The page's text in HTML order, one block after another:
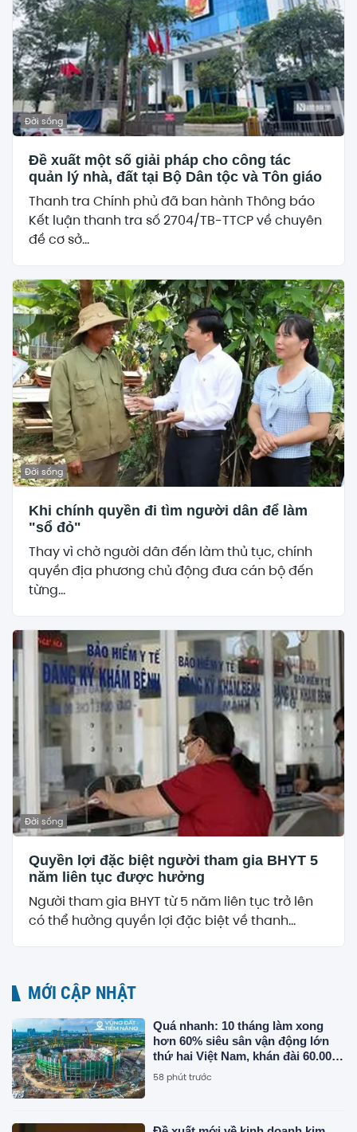
Đời sống
Đề xuất một số giải pháp cho công tác
quản lý nhà, đất tại Bộ Dân tộc và Tôn giáo
Thanh tra Chính phủ đã ban hành Thông báo
Kết luận thanh tra số 2704/TB-TTCP về chuyên
đề cơ sở...
Đời sống
Khi chính quyền đi tìm người dân để làm
"sổ đỏ"
Thay vì chờ người dân đến làm thủ tục, chính
quyền địa phương chủ động đưa cán bộ đến
từng...
Đời sống
Quyền lợi đặc biệt người tham gia BHYT 5
năm liên tục được hưởng
Người tham gia BHYT từ 5 năm liên tục trở lên
có thể hưởng quyền lợi đặc biệt về thanh...
MỚI CẬP NHẬT
Quá nhanh: 10 tháng làm xong
hơn 60% siêu sân vận động lớn
thứ hai Việt Nam, khán đài 60.000
chỗ dần thành hình, chuẩn bị lắp
mái vòm thép "khủng"
58 phút trước